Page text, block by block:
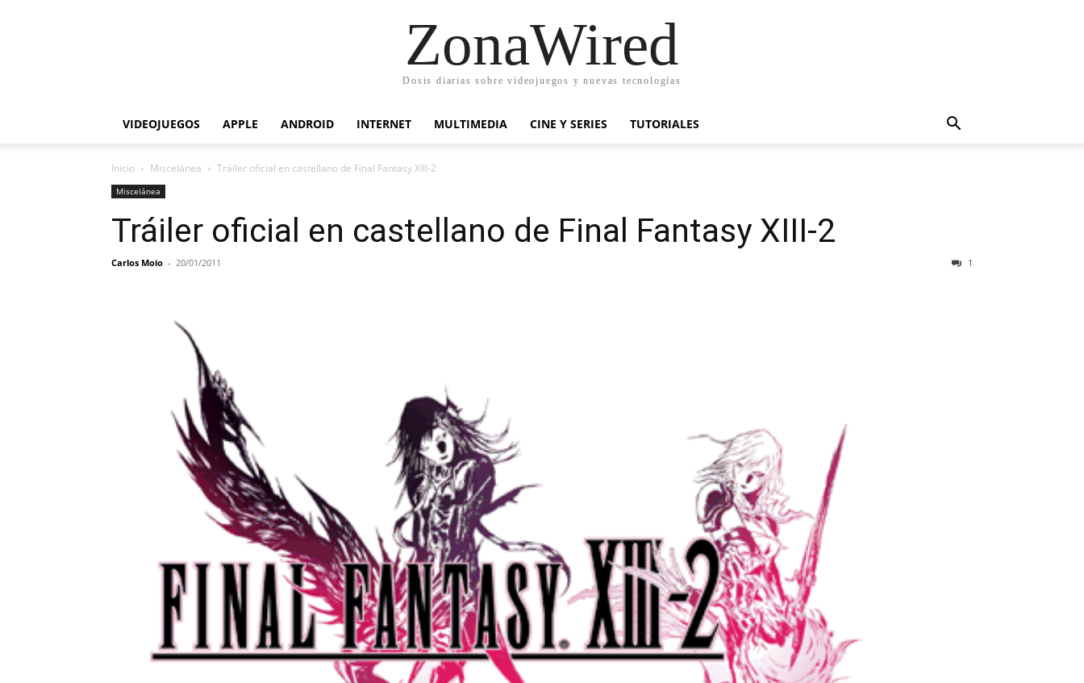
ZonaWired
Dosis diarias sobre videojuegos y nuevas tecnologías
VIDEOJUEGOS APPLE ANDROID INTERNET MULTIMEDIA CINE Y SERIES TUTORIALES
Inicio Miscelánea Tráiler oficial en castellano de Final Fantasy XIII-2
Miscelánea
Tráiler oficial en castellano de Final Fantasy XIII-2
Carlos Moio - 20/01/2011 1